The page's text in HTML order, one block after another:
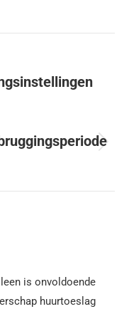
is onvoldoende
huurtoeslag